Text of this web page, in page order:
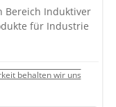
Bereich Induktiver
für Industrie
behalten wir uns